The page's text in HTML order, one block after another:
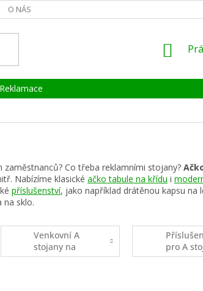
O NÁS ZÁRUKA, SERVIS,
Co třeba reklamními stojany?
Nabízíme klasické ačko tabule na křídu i
příslušenství, jako například drátěnou kapsu na
na sklo.
Venkovní A
stojany na
plakáty
pro A